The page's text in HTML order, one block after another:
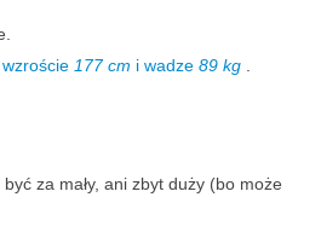
177 cm i wadze 89 kg
być za mały, ani zbyt duży (bo może